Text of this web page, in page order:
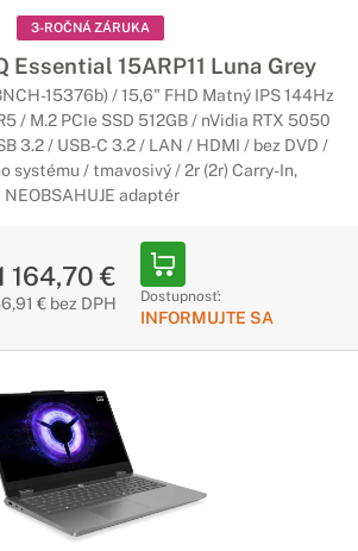
3-ROČNÁ ZÁRUKA
Essential 15ARP11 Luna Grey
15376b) / 15,6" FHD Matný IPS 144Hz
/ M.2 PCIe SSD 512GB / nVidia RTX 5050
3.2 / USB-C 3.2 / LAN / HDMI / bez DVD /
systému / tmavosivý / 2r (2r) Carry-In,
NEOBSAHUJE adaptér
164,70 €
€ bez DPH Dostupnosť:
INFORMUJTE SA